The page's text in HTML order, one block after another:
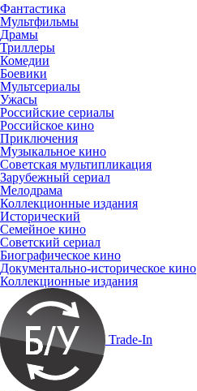
Фантастика
Мультфильмы
Драмы
Триллеры
Комедии
Боевики
Мультсериалы
Ужасы
Российские сериалы
Российское кино
Приключения
Музыкальное кино
Советская мультипликация
Зарубежный сериал
Мелодрама
Коллекционные издания
Исторический
Семейное кино
Советский сериал
Биографическое кино
Документально-историческое кино
Коллекционные издания
Trade-In